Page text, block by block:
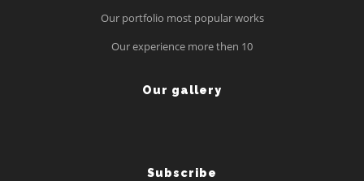
Our portfolio most popular works
Our experience more then 10
Our gallery
Subscribe